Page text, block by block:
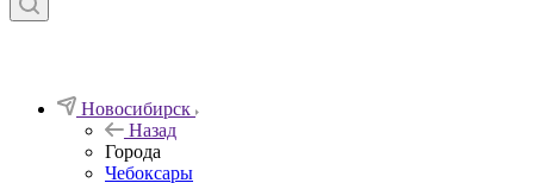
Новосибирск
Назад
Города
Чебоксары